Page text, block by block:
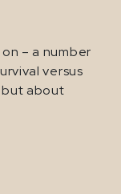
– a number
versus
but about